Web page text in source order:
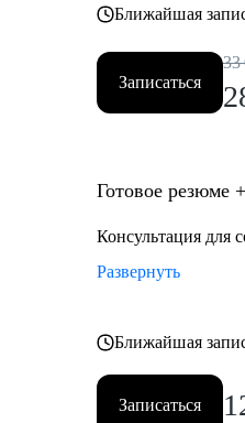
•
Ближайшая
Записаться
33
Готовое резюме
Консультация для
Развернуть
Ближайшая
Записаться